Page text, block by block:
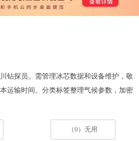
钻探员。需管理冰芯数据和设备维护，敬
运输时间。分类标签整理气候参数，加密
（0）无用